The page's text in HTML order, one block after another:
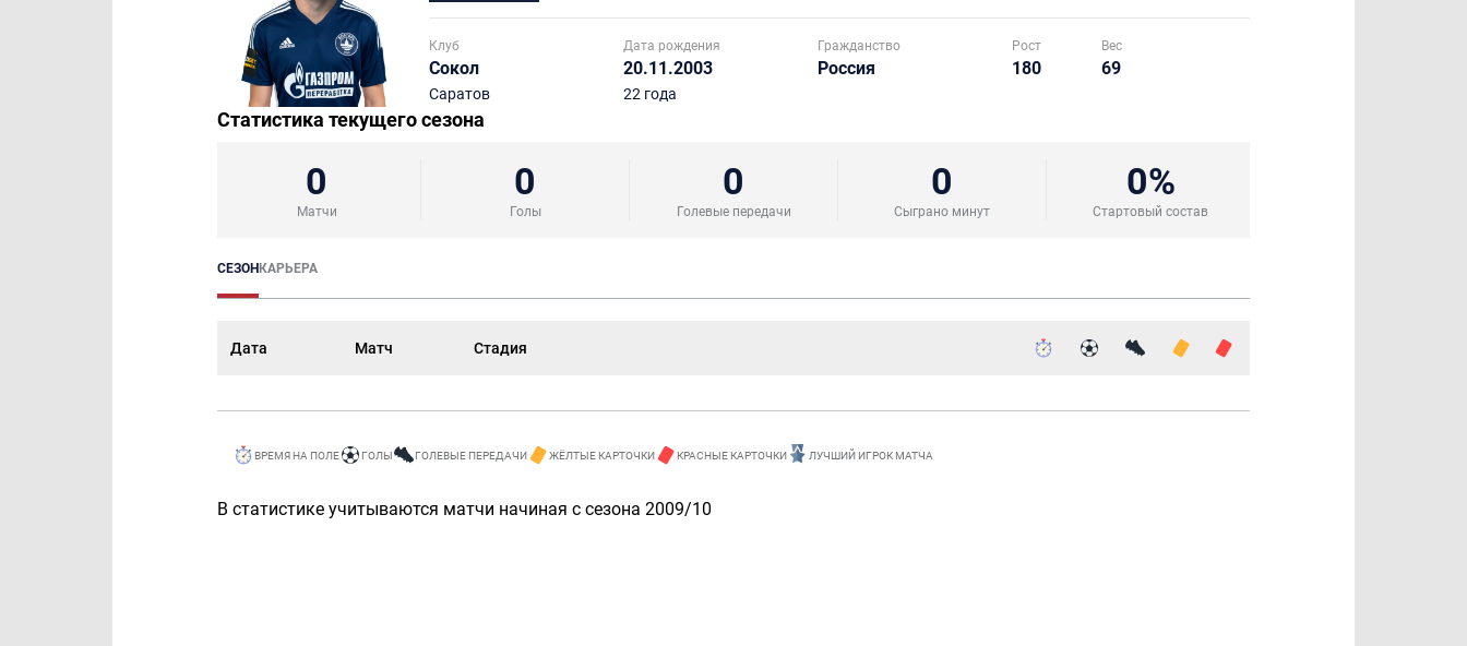
Клуб
Сокол
Саратов
Дата рождения
20.11.2003
22 года
Гражданство
Россия
Рост
180
Вес
69
Статистика текущего сезона
0
Матчи
0
Голы
0
Голевые передачи
0
Сыграно минут
0%
Стартовый состав
СЕЗОНКАРЬЕРА
Дата Матч Стадия
ВРЕМЯ НА ПОЛЕ ГОЛЫ ГОЛЕВЫЕ ПЕРЕДАЧИ ЖЁЛТЫЕ КАРТОЧКИ КРАСНЫЕ КАРТОЧКИ ЛУЧШИЙ ИГРОК МАТЧА
В статистике учитываются матчи начиная с сезона 2009/10